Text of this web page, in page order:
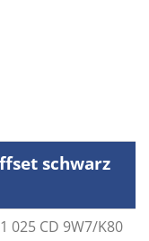
schwarz
025 CD 9W7/K80